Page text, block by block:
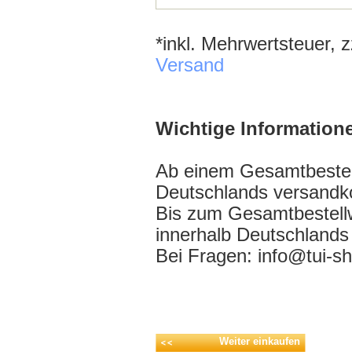
*inkl. Mehrwertsteuer,
Versand
Wichtige
Ab einem
Deutschlands
Bis zum
innerhalb
Bei Fragen: info@tui-
Weiter einkaufen